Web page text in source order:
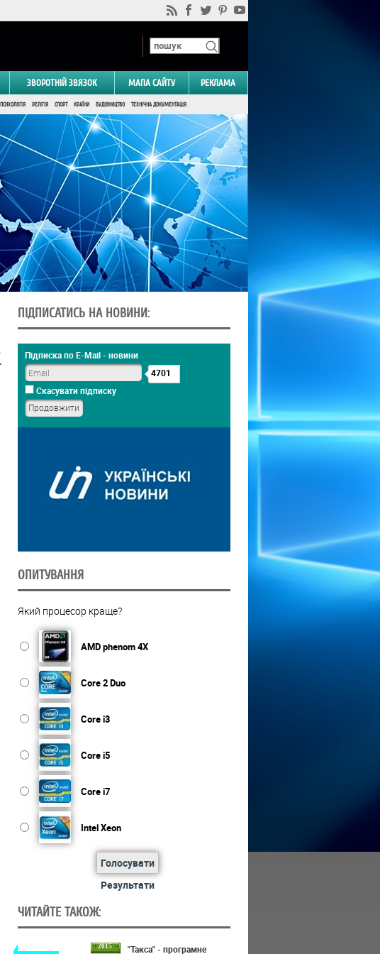
ЗВОРОТНІЙ ЗВЯЗОК МАПА САЙТУ РЕКЛАМА
ПСИХОЛОГІЯ РЕЛІГІЯ СПОРТ КРАЇНИ БУДІВНИЦТВО ТЕХНІЧНА ДОКУМЕНТАЦІЯ
ПІДПИСАТИСЬ НА НОВИНИ:
Підписка по E-Mail - новини
4701
Скасувати підписку
ОПИТУВАННЯ
Який процесор краще?
AMD phenom 4X
Core 2 Duo
Core i3
Core i5
Core i7
Intel Xeon
Голосувати
Результати
ЧИТАЙТЕ ТАКОЖ:
2015
"Такса" - програмне